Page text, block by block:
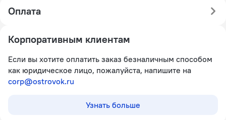
Оплата
Корпоративным клиентам
Если вы хотите оплатить заказ безналичным способом
как юридическое лицо, пожалуйста, напишите на
corp@ostrovok.ru
Узнать больше